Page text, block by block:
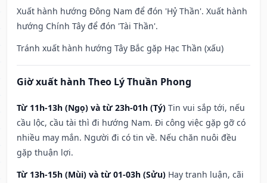
Xuất hành hướng Đông Nam để đón 'Hỷ Thần'. Xuất hành
hướng Chính Tây để đón 'Tài Thần'.
Tránh xuất hành hướng Tây Bắc gặp Hạc Thần (xấu)
Giờ xuất hành Theo Lý Thuần Phong
Từ 11h-13h (Ngọ) và từ 23h-01h (Tý) Tin vui sắp tới, nếu
cầu lộc, cầu tài thì đi hướng Nam. Đi công việc gặp gỡ có
nhiều may mắn. Người đi có tin về. Nếu chăn nuôi đều
gặp thuận lợi.
Từ 13h-15h (Mùi) và từ 01-03h (Sửu) Hay tranh luận, cãi